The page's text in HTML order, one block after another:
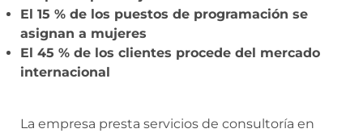
El 15 % de los puestos de programación se
asignan a mujeres
El 45 % de los clientes procede del mercado
internacional
La empresa presta servicios de consultoría en